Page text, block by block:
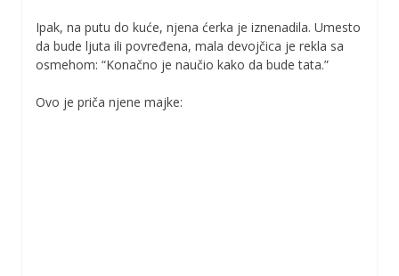
Ipak, na putu do kuće, njena ćerka je iznenadila. Umesto
da bude ljuta ili povređena, mala devojčica je rekla sa
osmehom: “Konačno je naučio kako da bude tata.”
Ovo je priča njene majke: